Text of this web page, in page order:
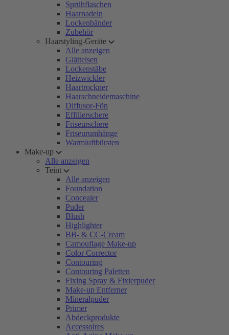
Sprühflaschen
Haarnadeln
Lockenbänder
Zubehör
Haarstyling-Geräte
Alle anzeigen
Glätteisen
Lockenstäbe
Heizwickler
Haartrockner
Haarschneidemaschine
Diffusor-Fön
Effilierschere
Friseurschere
Friseurumhänge
Warmluftbürsten
Make-up
Alle anzeigen
Teint
Alle anzeigen
Foundation
Concealer
Puder
Blush
Highlighter
BB- & CC-Cream
Camouflage Make-up
Color Corrector
Contouring
Contouring Paletten
Fixing Spray & Fixierpuder
Make-up Entferner
Mineralpuder
Primer
Abdeckprodukte
Accessoires